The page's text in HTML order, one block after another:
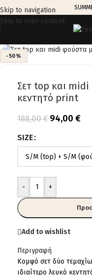
Skip to navigation
Skip to main content
-50%
Σετ top και
κεντητό print
188,00€ 94,00 €
SIZE
- +
Add to wishlist
Περιγραφή
Κομψό σετ δύο
ιδιαίτερο λευκό